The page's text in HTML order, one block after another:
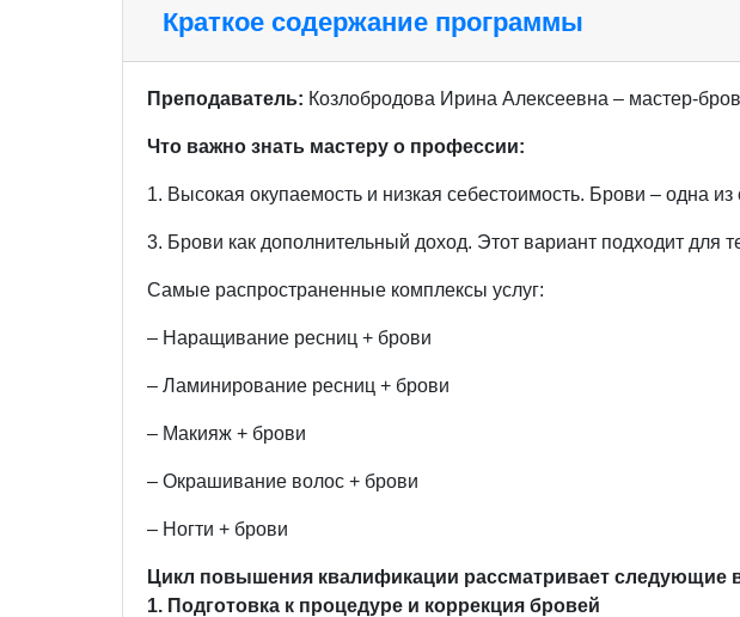
Краткое содержание программы
Преподаватель: Козлобродова Ирина Алексеевна – мастер-
Что важно знать мастеру о профессии:
1. Высокая окупаемость и низкая себестоимость. Брови – одна
3. Брови как дополнительный доход. Этот вариант подходит для
Самые распространенные комплексы услуг:
– Наращивание ресниц + брови
– Ламинирование ресниц + брови
– Макияж + брови
– Окрашивание волос + брови
– Ногти + брови
Цикл повышения квалификации рассматривает следующие
1. Подготовка к процедуре и коррекция бровей